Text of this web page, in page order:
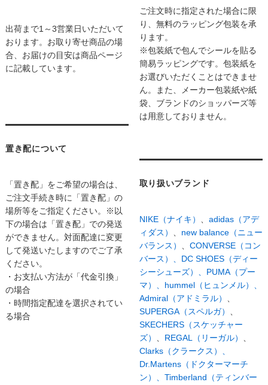
出荷まで1～3営業日いただいて
おります。お取り寄せ商品の場
合、お届けの目安は商品ページ
に記載しています。
置き配について
「置き配」をご希望の場合は、
ご注文手続き時に「置き配」の
場所等をご指定ください。※以
下の場合は「置き配」での発送
ができません。対面配達に変更
して発送いたしますのでご了承
ください。
・お支払い方法が「代金引換」
の場合
・時間指定配達を選択されてい
る場合
ご注文時に指定された場合に限
り、無料のラッピング包装を承
ります。
※包装紙で包んでシールを貼る
簡易ラッピングです。包装紙を
お選びいただくことはできませ
ん。また、メーカー包装紙や紙
袋、ブランドのショッパーズ等
は用意しておりません。
取り扱いブランド
NIKE（ナイキ）
adidas（アデ
ィダス）
new balance（ニュー
バランス）
CONVERSE（コン
バース）、 DC SHOES（ディー
シーシューズ）、 PUMA（プー
マ）、 hummel（ヒュンメル）、
Admiral（アドミラル）
SUPERGA（スペルガ）
SKECHERS（スケッチャー
ズ）
REGAL（リーガル）
Clarks（クラークス）、
Dr.Martens（ドクターマーチ
ン）、 Timberland（ティンバー